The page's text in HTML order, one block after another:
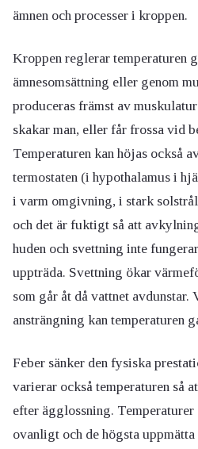
ämnen och processer i kroppen.
Kroppen reglerar temperaturen
ämnesomsättning eller genom
produceras främst av
skakar man, eller får frossa vid
Temperaturen kan höjas också
termostaten (i hypothalamus i
i varm omgivning, i stark
och det är fuktigt så att
huden och svettning inte
uppträda. Svettning ökar
som går åt då vattnet
ansträngning kan temperaturen
Feber sänker den fysiska
varierar också temperaturen så
efter ägglossning.
ovanligt och de högsta